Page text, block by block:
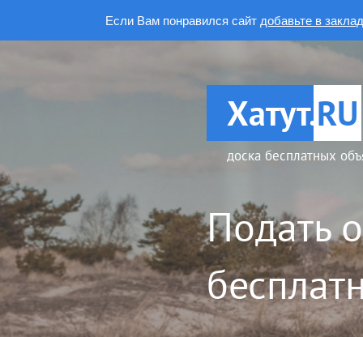
Если Вам понравился сайт добавьте в
Хатут.RU
доска бесплатных
Подать